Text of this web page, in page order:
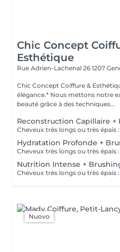
Chic Concept
Esthétique
Rue Adrien-Lachenal 26 1207
Chic Concept Coiffure & Esthétique La beauté révélée
élégance.* Nous mettons notre expertise au service de votre
beauté grâce à des techniques...
Reconstruction Capillaire +
Cheveux très longs ou très épais
Hydratation Profonde +
Cheveux très longs ou très épais
Nutrition Intense +
Cheveux très longs ou très épais
Nuovo